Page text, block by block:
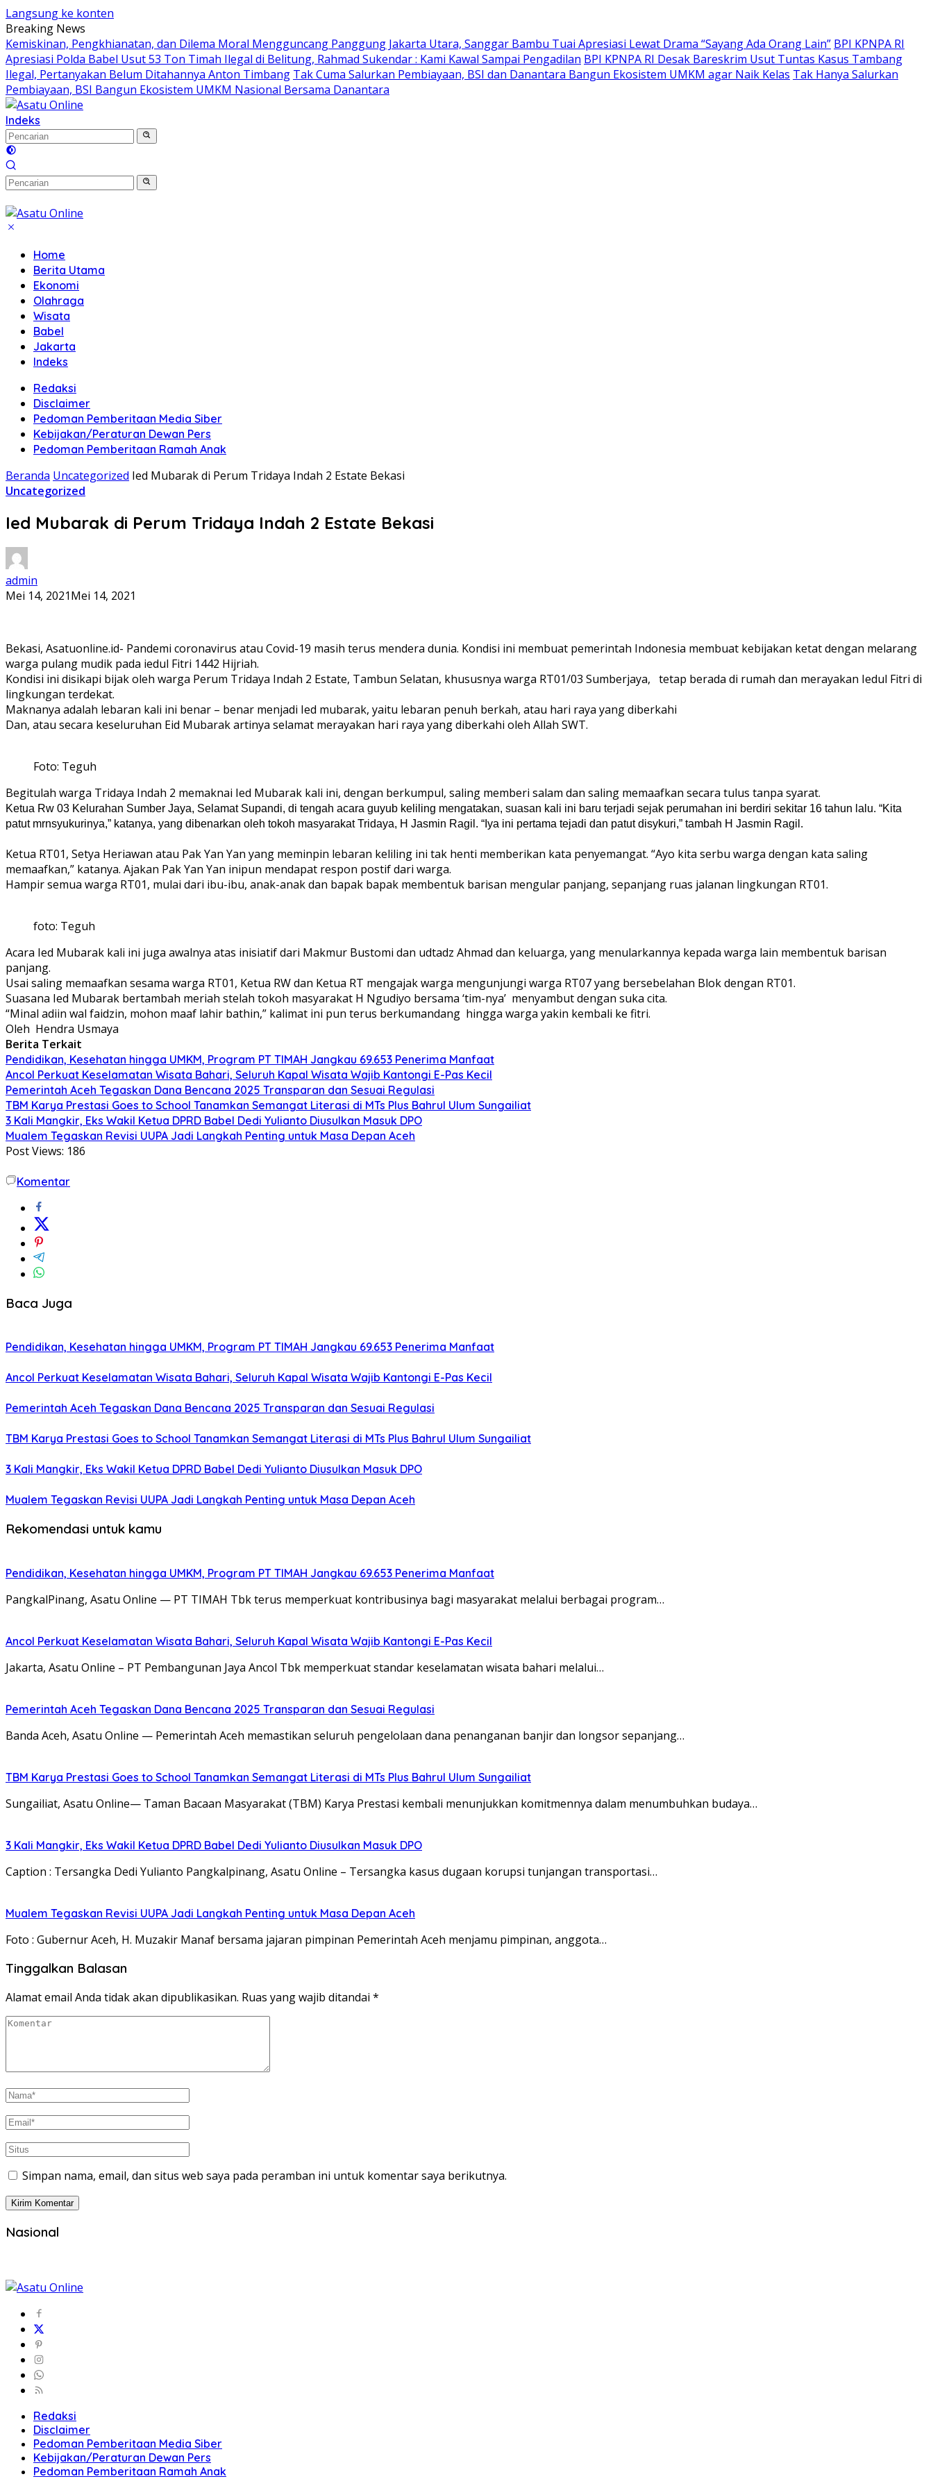
Langsung ke konten
Breaking News
Kemiskinan, Pengkhianatan, dan Dilema Moral Mengguncang Panggung Jakarta Utara, Sanggar Bambu Tuai Apresiasi Lewat Drama “Sayang Ada Orang Lain” BPI KPNPA RI
Apresiasi Polda Babel Usut 53 Ton Timah Ilegal di Belitung, Rahmad Sukendar : Kami Kawal Sampai Pengadilan BPI KPNPA RI Desak Bareskrim Usut Tuntas Kasus Tambang
Ilegal, Pertanyakan Belum Ditahannya Anton Timbang Tak Cuma Salurkan Pembiayaan, BSI dan Danantara Bangun Ekosistem UMKM agar Naik Kelas Tak Hanya Salurkan
Pembiayaan, BSI Bangun Ekosistem UMKM Nasional Bersama Danantara
Indeks
Home
Berita Utama
Ekonomi
Olahraga
Wisata
Babel
Jakarta
Indeks
Redaksi
Disclaimer
Pedoman Pemberitaan Media Siber
Kebijakan/Peraturan Dewan Pers
Pedoman Pemberitaan Ramah Anak
Beranda Uncategorized Ied Mubarak di Perum Tridaya Indah 2 Estate Bekasi
Uncategorized
Ied Mubarak di Perum Tridaya Indah 2 Estate Bekasi
admin
Mei 14, 2021Mei 14, 2021
Bekasi, Asatuonline.id- Pandemi coronavirus atau Covid-19 masih terus mendera dunia. Kondisi ini membuat pemerintah Indonesia membuat kebijakan ketat dengan melarang
warga pulang mudik pada iedul Fitri 1442 Hijriah.
Kondisi ini disikapi bijak oleh warga Perum Tridaya Indah 2 Estate, Tambun Selatan, khususnya warga RT01/03 Sumberjaya, tetap berada di rumah dan merayakan Iedul Fitri di
lingkungan terdekat.
Maknanya adalah lebaran kali ini benar – benar menjadi Ied mubarak, yaitu lebaran penuh berkah, atau hari raya yang diberkahi
Dan, atau secara keseluruhan Eid Mubarak artinya selamat merayakan hari raya yang diberkahi oleh Allah SWT.
Foto: Teguh
Begitulah warga Tridaya Indah 2 memaknai Ied Mubarak kali ini, dengan berkumpul, saling memberi salam dan saling memaafkan secara tulus tanpa syarat.
Ketua Rw 03 Kelurahan Sumber Jaya, Selamat Supandi, di tengah acara guyub keliling mengatakan, suasan kali ini baru terjadi sejak perumahan ini berdiri sekitar 16 tahun lalu. “Kita
patut mrnsyukurinya,” katanya, yang dibenarkan oleh tokoh masyarakat Tridaya, H Jasmin Ragil. “Iya ini pertama tejadi dan patut disykuri,” tambah H Jasmin Ragil.
Ketua RT01, Setya Heriawan atau Pak Yan Yan yang meminpin lebaran keliling ini tak henti memberikan kata penyemangat. “Ayo kita serbu warga dengan kata saling
memaafkan,” katanya. Ajakan Pak Yan Yan inipun mendapat respon postif dari warga.
Hampir semua warga RT01, mulai dari ibu-ibu, anak-anak dan bapak bapak membentuk barisan mengular panjang, sepanjang ruas jalanan lingkungan RT01.
foto: Teguh
Acara Ied Mubarak kali ini juga awalnya atas inisiatif dari Makmur Bustomi dan udtadz Ahmad dan keluarga, yang menularkannya kepada warga lain membentuk barisan
panjang.
Usai saling memaafkan sesama warga RT01, Ketua RW dan Ketua RT mengajak warga mengunjungi warga RT07 yang bersebelahan Blok dengan RT01.
Suasana Ied Mubarak bertambah meriah stelah tokoh masyarakat H Ngudiyo bersama ‘tim-nya’ menyambut dengan suka cita.
“Minal adiin wal faidzin, mohon maaf lahir bathin,” kalimat ini pun terus berkumandang hingga warga yakin kembali ke fitri.
Oleh Hendra Usmaya
Berita Terkait
Pendidikan, Kesehatan hingga UMKM, Program PT TIMAH Jangkau 69.653 Penerima Manfaat
Ancol Perkuat Keselamatan Wisata Bahari, Seluruh Kapal Wisata Wajib Kantongi E-Pas Kecil
Pemerintah Aceh Tegaskan Dana Bencana 2025 Transparan dan Sesuai Regulasi
TBM Karya Prestasi Goes to School Tanamkan Semangat Literasi di MTs Plus Bahrul Ulum Sungailiat
3 Kali Mangkir, Eks Wakil Ketua DPRD Babel Dedi Yulianto Diusulkan Masuk DPO
Mualem Tegaskan Revisi UUPA Jadi Langkah Penting untuk Masa Depan Aceh
Post Views: 186
Komentar
Baca Juga
Pendidikan, Kesehatan hingga UMKM, Program PT TIMAH Jangkau 69.653 Penerima Manfaat
Ancol Perkuat Keselamatan Wisata Bahari, Seluruh Kapal Wisata Wajib Kantongi E-Pas Kecil
Pemerintah Aceh Tegaskan Dana Bencana 2025 Transparan dan Sesuai Regulasi
TBM Karya Prestasi Goes to School Tanamkan Semangat Literasi di MTs Plus Bahrul Ulum Sungailiat
3 Kali Mangkir, Eks Wakil Ketua DPRD Babel Dedi Yulianto Diusulkan Masuk DPO
Mualem Tegaskan Revisi UUPA Jadi Langkah Penting untuk Masa Depan Aceh
Rekomendasi untuk kamu
Pendidikan, Kesehatan hingga UMKM, Program PT TIMAH Jangkau 69.653 Penerima Manfaat
PangkalPinang, Asatu Online — PT TIMAH Tbk terus memperkuat kontribusinya bagi masyarakat melalui berbagai program…
Ancol Perkuat Keselamatan Wisata Bahari, Seluruh Kapal Wisata Wajib Kantongi E-Pas Kecil
Jakarta, Asatu Online – PT Pembangunan Jaya Ancol Tbk memperkuat standar keselamatan wisata bahari melalui…
Pemerintah Aceh Tegaskan Dana Bencana 2025 Transparan dan Sesuai Regulasi
Banda Aceh, Asatu Online — Pemerintah Aceh memastikan seluruh pengelolaan dana penanganan banjir dan longsor sepanjang…
TBM Karya Prestasi Goes to School Tanamkan Semangat Literasi di MTs Plus Bahrul Ulum Sungailiat
Sungailiat, Asatu Online— Taman Bacaan Masyarakat (TBM) Karya Prestasi kembali menunjukkan komitmennya dalam menumbuhkan budaya…
3 Kali Mangkir, Eks Wakil Ketua DPRD Babel Dedi Yulianto Diusulkan Masuk DPO
Caption : Tersangka Dedi Yulianto Pangkalpinang, Asatu Online – Tersangka kasus dugaan korupsi tunjangan transportasi…
Mualem Tegaskan Revisi UUPA Jadi Langkah Penting untuk Masa Depan Aceh
Foto : Gubernur Aceh, H. Muzakir Manaf bersama jajaran pimpinan Pemerintah Aceh menjamu pimpinan, anggota…
Tinggalkan Balasan
Alamat email Anda tidak akan dipublikasikan. Ruas yang wajib ditandai *
Simpan nama, email, dan situs web saya pada peramban ini untuk komentar saya berikutnya.
Nasional
Redaksi
Disclaimer
Pedoman Pemberitaan Media Siber
Kebijakan/Peraturan Dewan Pers
Pedoman Pemberitaan Ramah Anak